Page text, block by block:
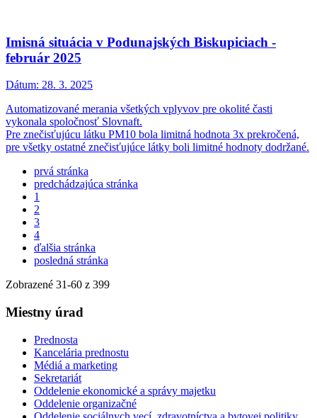
Imisná situácia v Podunajských Biskupiciach -
február 2025
Dátum: 28. 3. 2025
Automatizované merania všetkých vplyvov pre okolité časti
vykonala spoločnosť Slovnaft.
Pre znečisťujúcu látku PM10 bola limitná hodnota 3x prekročená,
pre všetky ostatné znečisťujúce látky boli limitné hodnoty dodržané.
prvá stránka
predchádzajúca stránka
1
2
3
4
ďalšia stránka
posledná stránka
Zobrazené 31-60 z 399
Miestny úrad
Prednosta
Kancelária prednostu
Médiá a marketing
Sekretariát
Oddelenie ekonomické a správy majetku
Oddelenie organizačné